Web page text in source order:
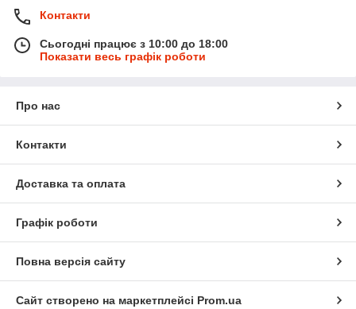
Контакти
Сьогодні працює з 10:00 до 18:00
Показати весь графік роботи
Про нас
Контакти
Доставка та оплата
Графік роботи
Повна версія сайту
Сайт створено на маркетплейсі Prom.ua